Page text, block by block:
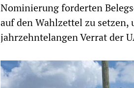
Nominierung forderten
auf den Wahlzettel zu
jahrzehntelangen Verrat der